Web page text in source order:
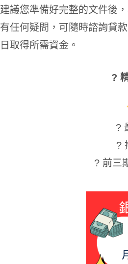
建議您準備好完整的文件後
有任何疑問，可隨時諮詢貸
日取得所需資金。
?
?
?
? 前三